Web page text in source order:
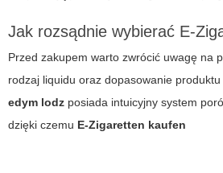
Jak rozsądnie wybierać E-
Przed zakupem warto zwrócić uwagę na
rodzaj liquidu oraz dopasowanie produktu
edym lodz posiada intuicyjny system
dzięki czemu E-Zigaretten kaufen